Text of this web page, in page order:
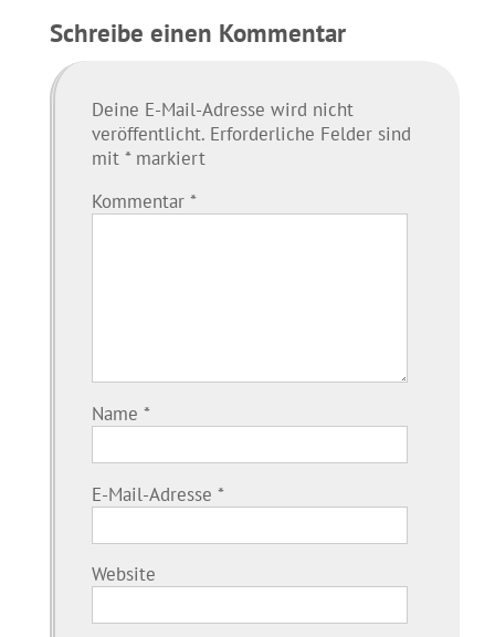
Schreibe einen Kommentar
Deine E-Mail-Adresse wird nicht
veröffentlicht. Erforderliche Felder sind
mit*markiert
Kommentar*
Name*
E-Mail-Adresse*
Website